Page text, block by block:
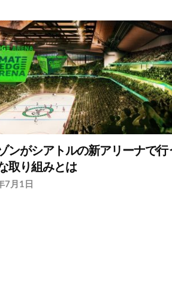
ンがシアトルの新アリーナで行
取り組みとは
7月1日